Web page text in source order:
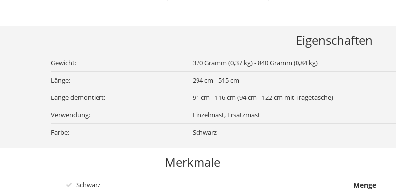
Eigenschaften
Gewicht:
370 Gramm (0,37 kg) - 840 Gramm (0,84 kg)
Länge:
294 cm - 515 cm
Länge demontiert:
91 cm - 116 cm (94 cm - 122 cm mit Tragetasche)
Verwendung:
Einzelmast, Ersatzmast
Farbe:
Schwarz
Merkmale
Schwarz
Menge